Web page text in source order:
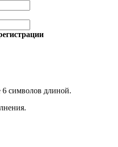
символов длиной.